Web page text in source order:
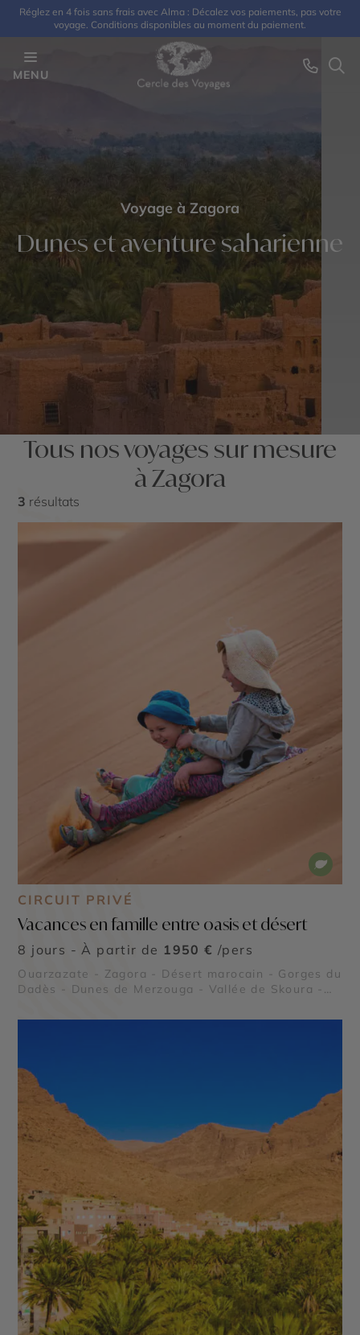
Réglez en 4 fois sans frais avec Alma : Décalez vos paiements, pas votre
voyage. Conditions disponibles au moment du paiement.
MENU
Voyage à Zagora
Dunes et aventure saharienne
Tous nos voyages sur mesure
à Zagora
3 résultats
CIRCUIT PRIVÉ
Vacances en famille entre oasis et désert
8 jours - À partir de 1950 € /pers
Ouarzazate - Zagora - Désert marocain - Gorges du
Dadès - Dunes de Merzouga - Vallée de Skoura -
des roses - Sahara marocain